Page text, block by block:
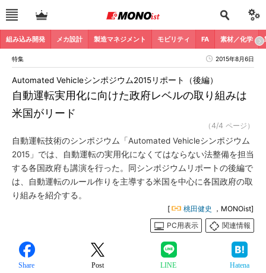
組み込み開発 メカ設計 製造マネジメント モビリティ FA 素材／化学
特集 2015年8月6日
自動運転実用化に向けた政府レベルの取り組みは
米国がリード
Automated Vehicleシンポジウム2015リポート（後編）
（4/4 ページ）
自動運転技術のシンポジウム「Automated Vehicleシンポジウム
2015」では、自動運転の実用化になくてはならない法整備を担当
する各国政府も講演を行った。同シンポジウムリポートの後編で
は、自動運転のルール作りを主導する米国を中心に各国政府の取
り組みを紹介する。
[ 桃田健史
，MONOist]
PC用表示
関連情報
Share Post LINE Hatena